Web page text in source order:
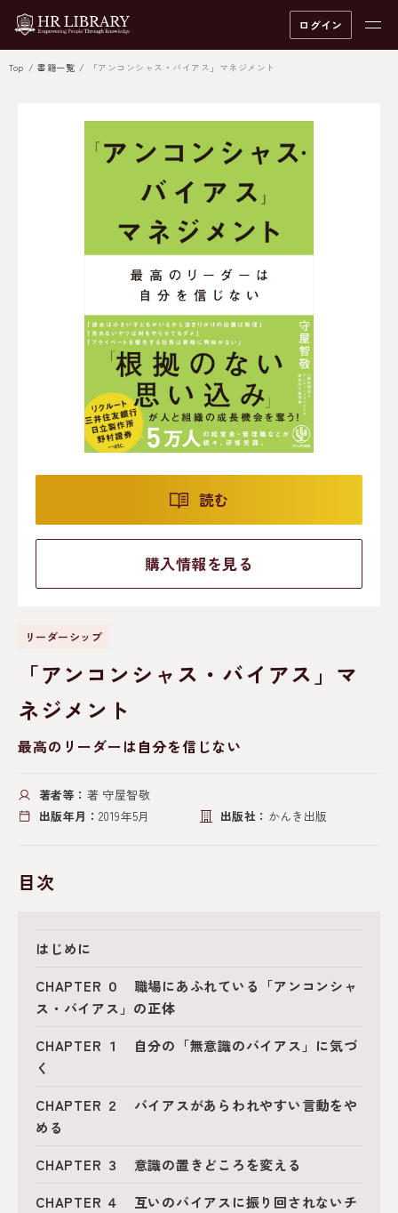
ログイン
Top 書籍一覧 「アンコンシャス・バイアス」マネジメント
読む
購入情報を見る
リーダーシップ
「アンコンシャス・バイアス」マ
ネジメント
最高のリーダーは自分を信じない
著者等： 著 守屋智敬
出版年月： 2019年5月 出版社： かんき出版
目次
はじめに
CHAPTER ０ 職場にあふれている「アンコンシャ
ス・バイアス」の正体
CHAPTER １ 自分の「無意識のバイアス」に気づ
く
CHAPTER ２ バイアスがあらわれやすい言動をや
める
CHAPTER ３ 意識の置きどころを変える
CHAPTER ４ 互いのバイアスに振り回されないチ